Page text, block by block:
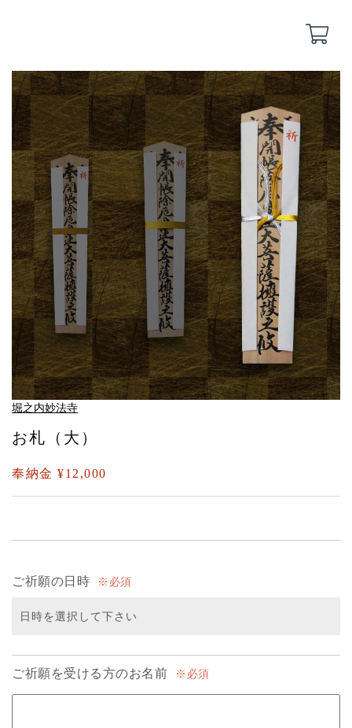
yakuyoke remote-yakuyoke
堀之内妙法寺
お札（大）
奉納金 ¥12,000
ご祈願の日時 必須
ご祈願を受ける方のお名前 必須